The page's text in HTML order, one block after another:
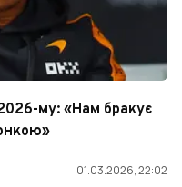
му: «Нам бракує
01.03.2026, 22:02